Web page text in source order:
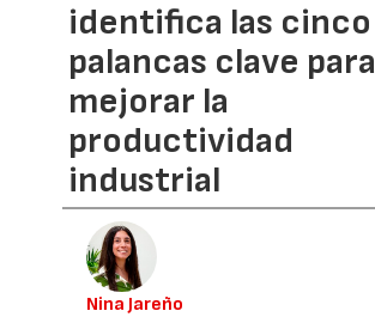
identifica las cinco
palancas clave para
mejorar la
productividad
industrial
Nina Jareño